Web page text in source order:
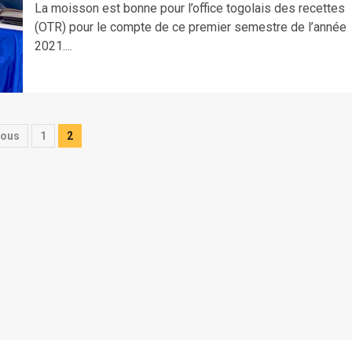
La moisson est bonne pour l’office togolais des recettes
(OTR) pour le compte de ce premier semestre de l’année
2021....
1 2